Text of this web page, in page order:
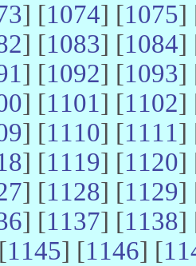
] [1074] [1075]
] [1083] [1084]
] [1092] [1093]
] [1101] [1102]
] [1110] [1111]
] [1119] [1120]
] [1128] [1129]
] [1137] [1138]
1145] [1146] [